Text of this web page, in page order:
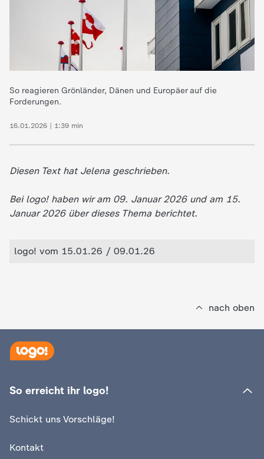
So reagieren Grönländer, Dänen und Europäer auf die
Forderungen.
16.01.2026 | 1:39 min
Diesen Text hat Jelena geschrieben.
Bei logo! haben wir am 09. Januar 2026 und am 15.
Januar 2026 über dieses Thema berichtet.
logo! vom 15.01.26 / 09.01.26
nach oben
So erreicht ihr logo!
Schickt uns Vorschläge!
Kontakt